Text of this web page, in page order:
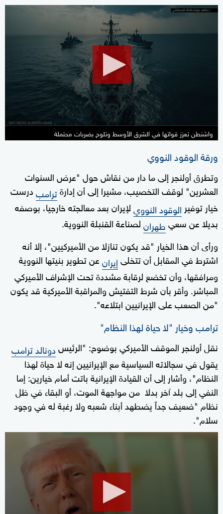
واشنطن تعزز قواتها في الشرق الأوسط وتلوح بضربات محتملة
ورقة الوقود النووي
وتطرق أولنجر إلى ما دار من نقاش حول "عرض السنوات
العشرين" لوقف التخصيب، مشيرا إلى أن إدارةترامبدرست
خيار توفير الوقود النوويلإيران بعد معالجته خارجيا، بوصفه
بديلا عن سعيطهرانلصناعة القنبلة النووية.
ورأى أن هذا الخيار "قد يكون تنازلا من الأميركيين"، إلا أنه
اشترط في المقابل أن تتخلىإيرانعن تطوير بنيتها النووية
ومرافقها، وأن تخضع لرقابة مشددة تحت الإشراف الأميركي
المباشر. وأقر بأن شرط التفتيش والمراقبة الأميركية قد يكون
"من الصعب على الإيرانيين ابتلاعه".
ترامب وخيار "لا حياة لهذا النظام"
نقل أولنجر الموقف الأميركي بوضوح: "الرئيسدونالد ترامب
يقول في سجالاته السياسية مع الإيرانيين إنه لا حياة لهذا
النظام"، وأشار إلى أن القيادة الإيرانية باتت أمام خيارين: إما
النفي إلى بلد آخر بدلا من مواجهة الموت، أو البقاء في ظل
نظام "ضعيف جداً يضطهد أبناء شعبه ولا رغبة له في وجود
سلام".
seconds